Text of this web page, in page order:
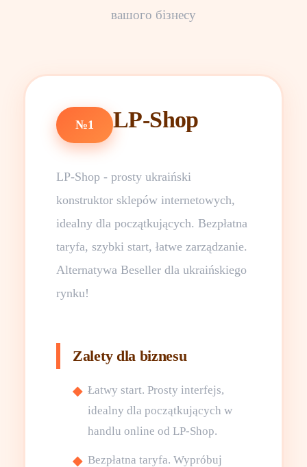
вашого бізнесу
№1 LP-Shop
LP-Shop - prosty ukraiński
konstruktor sklepów internetowych,
idealny dla początkujących. Bezpłatna
taryfa, szybki start, łatwe zarządzanie.
Alternatywa Beseller dla ukraińskiego
rynku!
Zalety dla biznesu
Łatwy start. Prosty interfejs,
idealny dla początkujących w
handlu online od LP-Shop.
Bezpłatna taryfa. Wypróbuj